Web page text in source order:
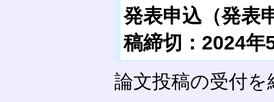
発表申込（発表
稿締切：2024
論文投稿の受付